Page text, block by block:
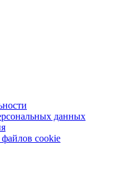
данных
cookie